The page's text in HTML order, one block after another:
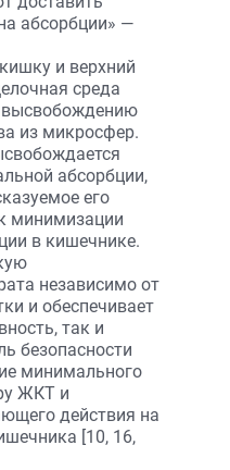
абсорбции» —
и верхний
среда
высвобождению
из микросфер.
абсорбции,
его
минимизации
в кишечнике.
независимо от
и обеспечивает
так и
безопасности
минимального
ЖКТ и
действия на
[10, 16,